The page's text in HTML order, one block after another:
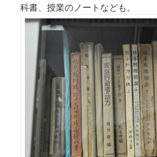
科書、授業のノートなども。